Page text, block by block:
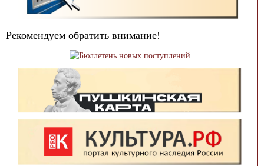
Рекомендуем обратить внимание!